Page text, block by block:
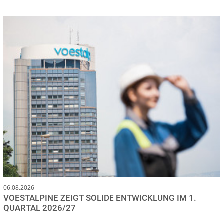
06.08.2026
VOESTALPINE ZEIGT SOLIDE ENTWICKLUNG IM 1.
QUARTAL 2026/27